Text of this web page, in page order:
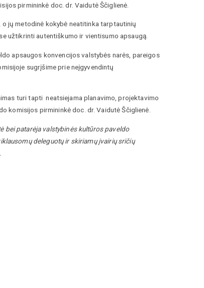
pirmininkė doc. dr. Vaidutė Ščiglienė.
jų metodinė kokybė neatitinka tarptautinių
užtikrinti autentiškumo ir vientisumo apsaugą.
apsaugos konvencijos valstybės narės, pareigos
sugrįšime prie neįgyvendintų
turi tapti neatsiejama planavimo, projektavimo
komisijos pirmininkė doc. dr. Vaidutė Ščiglienė.
bei patarėja valstybinės kultūros paveldo
deleguotų ir skiriamų įvairių sričių